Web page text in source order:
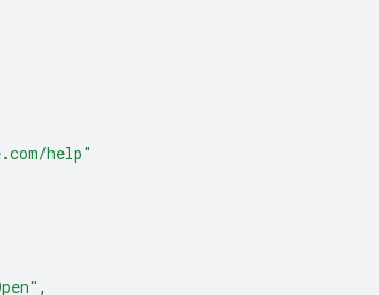
help"
,